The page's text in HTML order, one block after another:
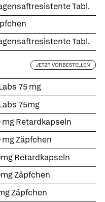
Tabl.
Tabl.
JETZT VORBESTELLEN
75 mg
75mg
Retardkapseln
Zäpfchen
Retardkapseln
Zäpfchen
Zäpfchen